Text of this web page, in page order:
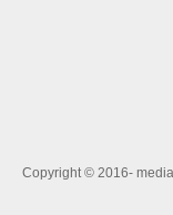
Copyright © 2016-